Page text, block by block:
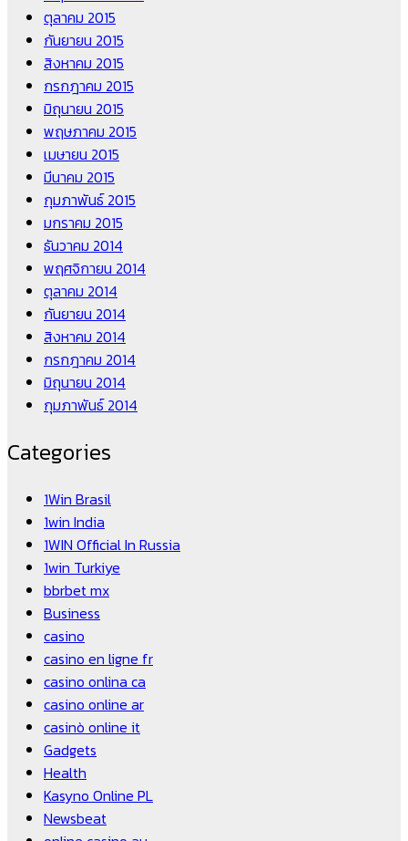
ตุลาคม 2015
กันยายน 2015
สิงหาคม 2015
กรกฎาคม 2015
มิถุนายน 2015
พฤษภาคม 2015
เมษายน 2015
มีนาคม 2015
กุมภาพันธ์ 2015
มกราคม 2015
ธันวาคม 2014
พฤศจิกายน 2014
ตุลาคม 2014
กันยายน 2014
สิงหาคม 2014
กรกฎาคม 2014
มิถุนายน 2014
กุมภาพันธ์ 2014
Categories
1Win Brasil
1win India
1WIN Official In Russia
1win Turkiye
bbrbet mx
Business
casino
casino en ligne fr
casino onlina ca
casino online ar
casinò online it
Gadgets
Health
Kasyno Online PL
Newsbeat